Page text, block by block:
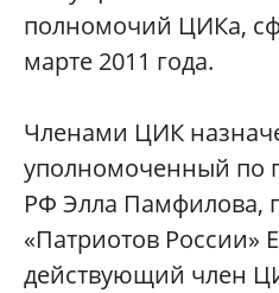
полномочий ЦИКа,
марте 2011 года.
Членами ЦИК
уполномоченный по
РФ Элла Памфилова,
«Патриотов России»
действующий член